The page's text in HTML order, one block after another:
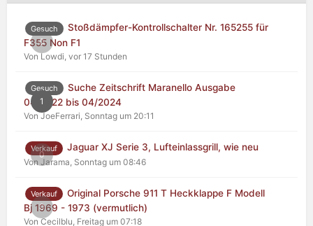
0
Gesuch
Stoßdämpfer-Kontrollschalter Nr. 165255 für
F355 Non F1
Von Lowdi, vor 17 Stunden
1
Gesuch
Suche Zeitschrift Maranello Ausgabe
04/2022 bis 04/2024
Von JoeFerrari, Sonntag um 20:11
0
Verkauf Jaguar XJ Serie 3, Lufteinlassgrill, wie neu
Von Jarama, Sonntag um 08:46
0
Verkauf
Original Porsche 911 T Heckklappe F Modell
Bj 1969 - 1973 (vermutlich)
Von Cecilblu, Freitag um 07:18